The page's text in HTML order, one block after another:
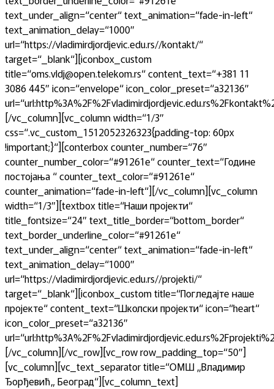
text_under_align=“center“ text_animation=“fade-in-left“
text_animation_delay=“1000″
url=“https://vladimirdjordjevic.edu.rs//kontakt/“
target=“_blank“][iconbox_custom
title=“oms.vldj@open.telekom.rs“ content_text=“+381 11
3086 445″ icon=“envelope“ icon_color_preset=“a32136″
[/vc_column][vc_column width=“1/3″
css=“.vc_custom_1512052326323{padding-top: 60px
!important;}“][conterbox counter_number=“76″
counter_number_color=“#91261e“ counter_text=“Годинe
постојања “ counter_text_color=“#91261e“
counter_animation=“fade-in-left“][/vc_column][vc_column
width=“1/3″][textbox title=“Наши пројекти“
title_fontsize=“24″ text_title_border=“bottom_border“
text_border_underline_color=“#91261e“
text_under_align=“center“ text_animation=“fade-in-left“
text_animation_delay=“1000″
url=“https://vladimirdjordjevic.edu.rs//projekti/“
target=“_blank“][iconbox_custom title=“Погледајте наше
пројекте“ content_text=“Школски пројекти“ icon=“heart“
icon_color_preset=“a32136″
[/vc_column][/vc_row][vc_row row_padding_top=“50″]
[vc_column][vc_text_separator title=“ОМШ „Владимир
Ђорђевић„ Београд“][vc_column_text]